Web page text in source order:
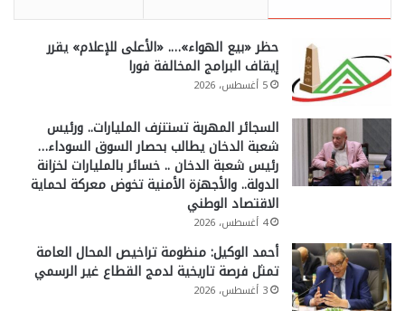
حظر «بيع الهواء»…. «الأعلى للإعلام» يقرر
إيقاف البرامج المخالفة فورا
5 أغسطس، 2026
السجائر المهربة تستنزف المليارات.. ورئيس
شعبة الدخان يطالب بحصار السوق السوداء…
رئيس شعبة الدخان .. خسائر بالمليارات لخزانة
الدولة.. والأجهزة الأمنية تخوض معركة لحماية
الاقتصاد الوطني
4 أغسطس، 2026
أحمد الوكيل: منظومة تراخيص المحال العامة
تمثل فرصة تاريخية لدمج القطاع غير الرسمي
3 أغسطس، 2026